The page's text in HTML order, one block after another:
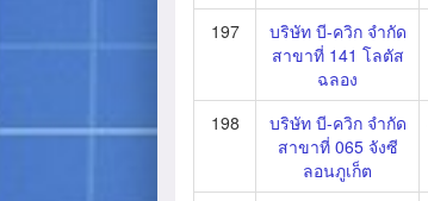
197
บริษัท บี-ควิก จำกัด
สาขาที่ 141 โลตัส
ฉลอง
198
บริษัท บี-ควิก จำกัด
สาขาที่ 065 จังซี
ลอนภูเก็ต